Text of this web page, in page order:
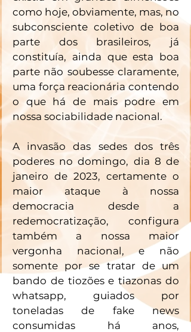
como hoje, obviamente, mas, no
subconsciente coletivo de boa
parte dos brasileiros, já
constituía, ainda que esta boa
parte não soubesse claramente,
uma força reacionária contendo
o que há de mais podre em
nossa sociabilidade nacional.
A invasão das sedes dos três
poderes no domingo, dia 8 de
janeiro de 2023, certamente o
maior ataque à nossa
democracia desde a
redemocratização, configura
também a nossa maior
vergonha nacional, e não
somente por se tratar de um
bando de tiozões e tiazonas do
whatsapp, guiados por
toneladas de fake news
consumidas há anos,